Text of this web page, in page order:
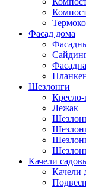
Фасад дома
Шезлонги
Лежак
Качели
Качели